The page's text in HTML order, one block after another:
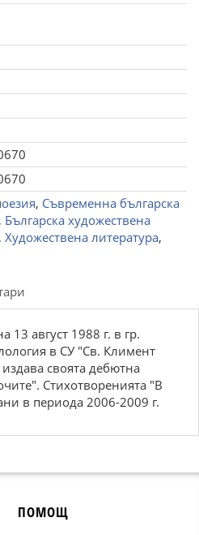
, Съвременна българска
, Българска художествена
, Художествена литература,
13 август 1988 г. в гр.
в СУ "Св. Климент
своята дебютна
Стихотворенията "В
в периода 2006-2009 г.
ПОМОЩ